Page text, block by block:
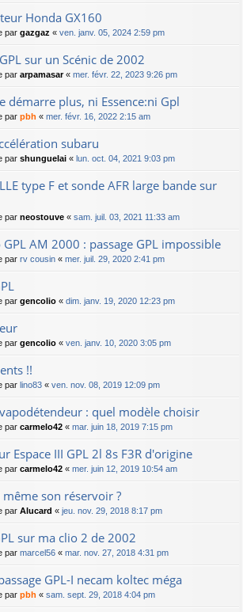
Honda GX160
par gazgaz « ven. janv. 05, 2024 2:59 pm
sur un Scénic de 2002
par arpamasar« mer. févr. 22, 2023 9:26 pm
démarre plus, ni Essence:ni Gpl
par pbh « mer. févr. 16, 2022 2:15 am
subaru
par shunguelai « lun. oct. 04, 2021 9:03 pm
type F et sonde AFR large bande sur
par neostouve « sam. juil. 03, 2021 11:33 am
GPL AM 2000 : passage GPL impossible
par rv cousin « mer. juil. 29, 2020 2:41 pm
par gencolio « dim. janv. 19, 2020 12:23 pm
par gencolio « ven. janv. 10, 2020 3:05 pm
!!
par lino83 « ven. nov. 08, 2019 12:09 pm
: quel modèle choisir
par carmelo42 « mar. juin 18, 2019 7:15 pm
Espace III GPL 2l 8s F3R d'origine
par carmelo42 « mer. juin 12, 2019 10:54 am
même son réservoir ?
par Alucard « jeu. nov. 29, 2018 8:17 pm
sur ma clio 2 de 2002
par marcel56 « mar. nov. 27, 2018 4:31 pm
GPL-I necam koltec méga
par pbh « sam. sept. 29, 2018 4:04 pm